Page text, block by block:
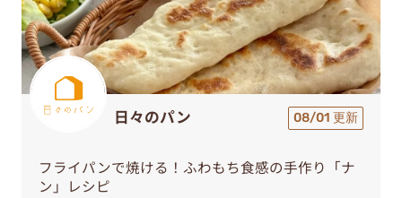
日々のパン 08/01 更新
フライパンで焼ける！ふわもち食感の手作り「ナ
ン」レシピ